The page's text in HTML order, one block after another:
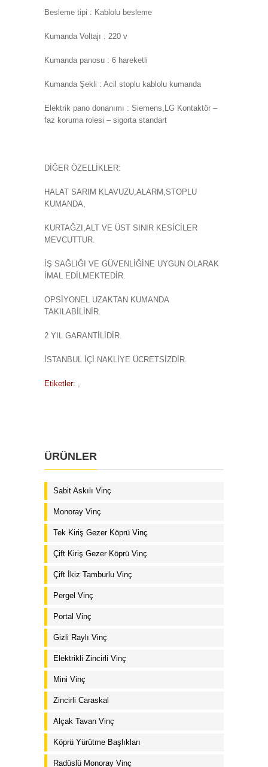
Besleme tipi : Kablolu besleme
Kumanda Voltajı : 220 v
Kumanda panosu : 6 hareketli
Kumanda Şekli : Acil stoplu kablolu kumanda
Elektrik pano donanımı : Siemens,LG Kontaktör –
faz koruma rolesi – sigorta standart
DİĞER ÖZELLİKLER:
HALAT SARIM KLAVUZU,ALARM,STOPLU
KUMANDA,
KURTAĞZI,ALT VE ÜST SINIR KESİCİLER
MEVCUTTUR.
İŞ SAĞLIĞI VE GÜVENLİĞİNE UYGUN OLARAK
İMAL EDİLMEKTEDİR.
OPSİYONEL UZAKTAN KUMANDA
TAKILABİLİNİR.
2 YIL GARANTİLİDİR.
İSTANBUL İÇİ NAKLİYE ÜCRETSİZDİR.
Etiketler: ,
ÜRÜNLER
Sabit Askılı Vinç
Monoray Vinç
Tek Kiriş Gezer Köprü Vinç
Çift Kiriş Gezer Köprü Vinç
Çift İkiz Tamburlu Vinç
Pergel Vinç
Portal Vinç
Gizli Raylı Vinç
Elektrikli Zincirli Vinç
Mini Vinç
Zincirli Caraskal
Alçak Tavan Vinç
Köprü Yürütme Başlıkları
Radüslü Monoray Vinç